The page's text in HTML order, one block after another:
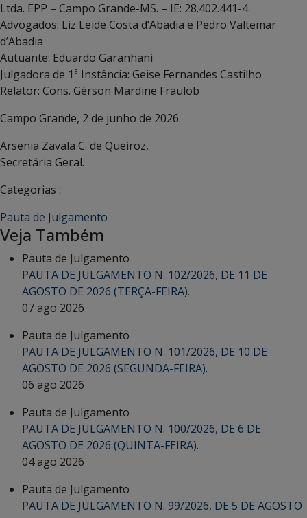
Ltda. EPP – Campo Grande-MS. – IE: 28.402.441-4
Advogados: Liz Leide Costa d’Abadia e Pedro Valtemar
d’Abadia
Autuante: Eduardo Garanhani
Julgadora de 1ª Instância: Geise Fernandes Castilho
Relator: Cons. Gérson Mardine Fraulob
Campo Grande, 2 de junho de 2026.
Arsenia Zavala C. de Queiroz,
Secretária Geral.
Categorias :
Pauta de Julgamento
Veja Também
Pauta de Julgamento
PAUTA DE JULGAMENTO N. 102/2026, DE 11 DE
AGOSTO DE 2026 (TERÇA-FEIRA).
07 ago 2026
Pauta de Julgamento
PAUTA DE JULGAMENTO N. 101/2026, DE 10 DE
AGOSTO DE 2026 (SEGUNDA-FEIRA).
06 ago 2026
Pauta de Julgamento
PAUTA DE JULGAMENTO N. 100/2026, DE 6 DE
AGOSTO DE 2026 (QUINTA-FEIRA).
04 ago 2026
Pauta de Julgamento
PAUTA DE JULGAMENTO N. 99/2026, DE 5 DE AGOSTO